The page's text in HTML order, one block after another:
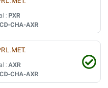
: PXR
CHA-AXR
: AXR
CHA-AXR